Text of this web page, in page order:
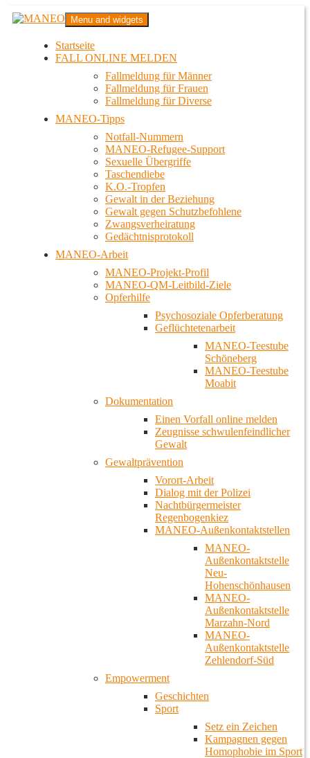
Zum
InhaltMANEO
Das schwule Anti-Gewalt-Projekt in Berlin
Menu and widgets
Startseite
FALL ONLINE MELDEN
Fallmeldung für Männer
Fallmeldung für Frauen
Fallmeldung für Diverse
MANEO-Tipps
Notfall-Nummern
MANEO-Refugee-Support
Sexuelle Übergriffe
Taschendiebe
K.O.-Tropfen
Gewalt in der Beziehung
Gewalt gegen Schutzbefohlene
Zwangsverheiratung
Gedächtnisprotokoll
MANEO-Arbeit
MANEO-Projekt-Profil
MANEO-QM-Leitbild-Ziele
Opferhilfe
Psychosoziale Opferberatung
Geflüchtetenarbeit
MANEO-Teestube
Schöneberg
MANEO-Teestube
Moabit
Dokumentation
Einen Vorfall online melden
Zeugnisse schwulenfeindlicher
Gewalt
Gewaltprävention
Vorort-Arbeit
Dialog mit der Polizei
Nachtbürgermeister
Regenbogenkiez
MANEO-Außenkontaktstellen
MANEO-
Außenkontaktstelle
Neu-
Hohenschönhausen
MANEO-
Außenkontaktstelle
Marzahn-Nord
MANEO-
Außenkontaktstelle
Zehlendorf-Süd
Empowerment
Geschichten
Sport
Setz ein Zeichen
Kampagnen gegen
Homophobie im Sport